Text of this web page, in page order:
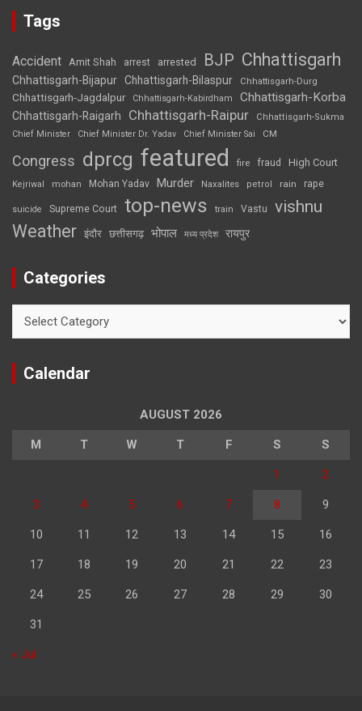
Tags
Accident Amit Shah arrest arrested BJP Chhattisgarh
Chhattisgarh-Bijapur Chhattisgarh-Bilaspur Chhattisgarh-Durg
Chhattisgarh-Jagdalpur Chhattisgarh-Kabirdham Chhattisgarh-Korba
Chhattisgarh-Raigarh Chhattisgarh-Raipur
Chhattisgarh-Sukma
Chief Minister
Chief Minister Dr. Yadav Chief Minister Sai CM
Congress dprcg featured fire fraud High Court
Kejriwal mohan Mohan Yadav Murder Naxalites petrol rain rape
suicide Supreme Court top-news train Vastu vishnu
Weather इंदौर छत्तीसगढ़ भोपाल मध्य प्रदेश रायपुर
Categories
Calendar
AUGUST 2026
M T W T F S S
1 2
3 4 5 6 7 8 9
10 11 12 13 14 15 16
17 18 19 20 21 22 23
24 25 26 27 28 29 30
31
« Jul